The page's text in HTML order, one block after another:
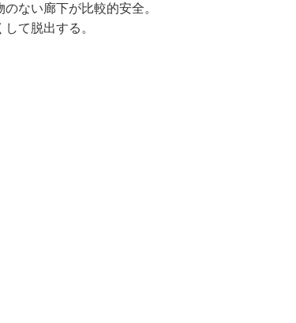
ない廊下が比較的安全。
て脱出する。